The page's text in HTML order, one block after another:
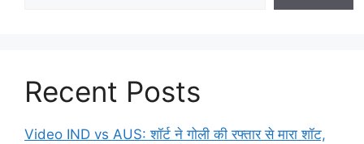
Recent Posts
Video IND vs AUS: शॉर्ट ने गोली की रफ्तार से मारा शॉट,